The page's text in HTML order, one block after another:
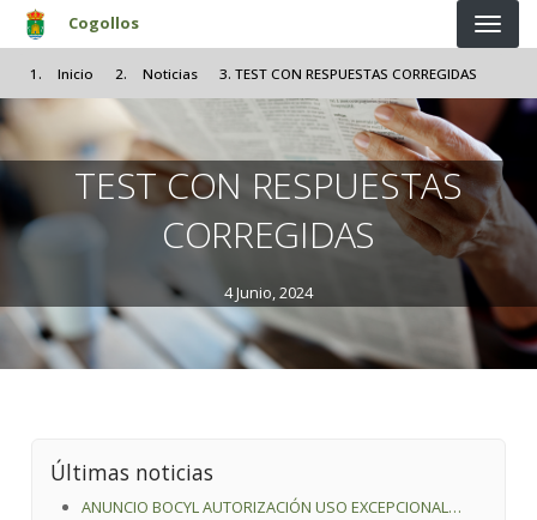
Pasar al contenido principal
Cogollos
Inicio Noticias TEST CON RESPUESTAS CORREGIDAS
TEST CON RESPUESTAS
CORREGIDAS
4 Junio, 2024
Últimas noticias
ANUNCIO BOCYL AUTORIZACIÓN USO EXCEPCIONAL